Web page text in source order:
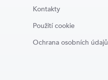
Kontakty
Použití cookie
Ochrana osobních údajů